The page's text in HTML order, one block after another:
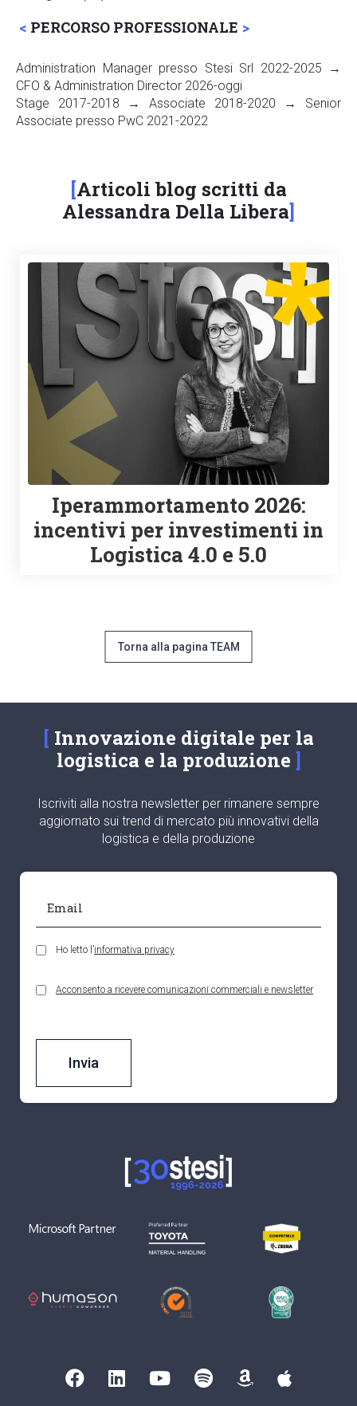
PERCORSO PROFESSIONALE
Administration Manager presso Stesi Srl 2022-2025 →
CFO & Administration Director 2026-oggi
Stage 2017-2018 → Associate 2018-2020 → Senior
Associate presso PwC 2021-2022
Articoli blog scritti da
Alessandra Della Libera
Iperammortamento 2026:
incentivi per investimenti in
Logistica 4.0 e 5.0
Torna alla pagina TEAM
Innovazione digitale per la
logistica e la produzione
Iscriviti alla nostra newsletter per rimanere sempre
aggiornato sui trend di mercato più innovativi della
logistica e della produzione
Ho letto l’informativa privacy
Acconsento a ricevere comunicazioni commerciali e newsletter